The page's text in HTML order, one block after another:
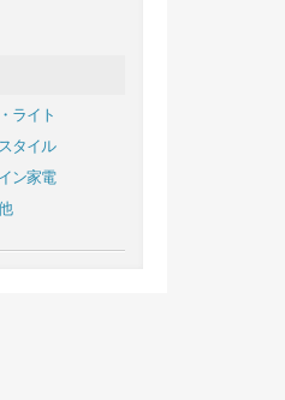
ライト
タイル
ン家電